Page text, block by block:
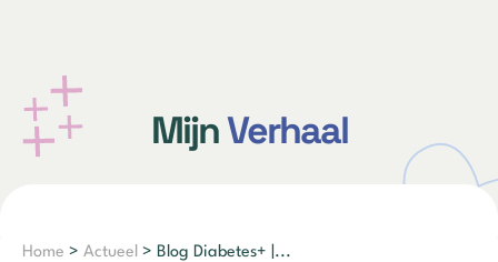
MijnVerhaal
Home > Actueel > Blog Diabetes+ |...